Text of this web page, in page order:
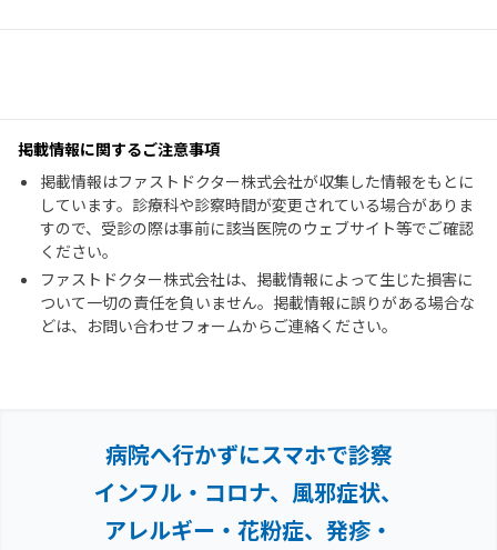
掲載情報に関するご注意事項
掲載情報はファストドクター株式会社が収集した情報をもとに
しています。診療科や診察時間が変更されている場合がありま
すので、受診の際は事前に該当医院のウェブサイト等でご確認
ください。
ファストドクター株式会社は、掲載情報によって生じた損害に
ついて一切の責任を負いません。掲載情報に誤りがある場合な
どは、お問い合わせフォームからご連絡ください。
病院へ行かずにスマホで診察
インフル・コロナ、風邪症状、
アレルギー・花粉症、 発疹・